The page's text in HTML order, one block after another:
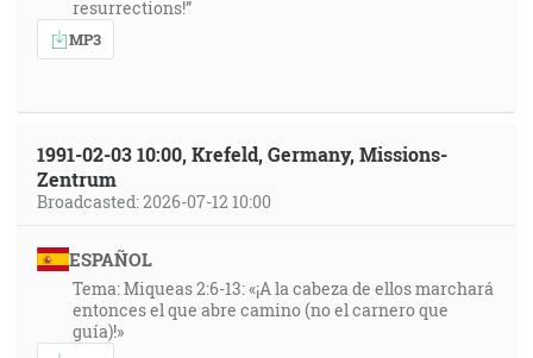
resurrections!”
MP3
1991-02-03 10:00, Krefeld, Germany, Missions-
Zentrum
Broadcasted: 2026-07-12 10:00
ESPAÑOL
Tema: Miqueas 2:6-13: «¡A la cabeza de ellos marchará
entonces el que abre camino (no el carnero que
guía)!»